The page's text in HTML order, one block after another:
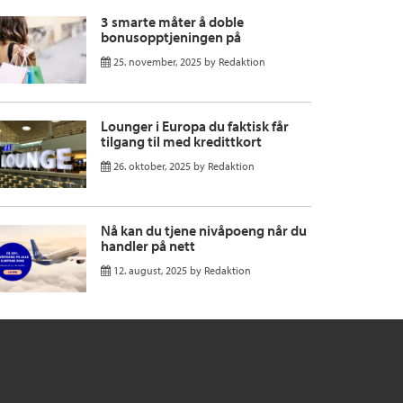
3 smarte måter å doble
bonusopptjeningen på
25. november, 2025 by Redaktion
Lounger i Europa du faktisk får
tilgang til med kredittkort
26. oktober, 2025 by Redaktion
Nå kan du tjene nivåpoeng når du
handler på nett
12. august, 2025 by Redaktion